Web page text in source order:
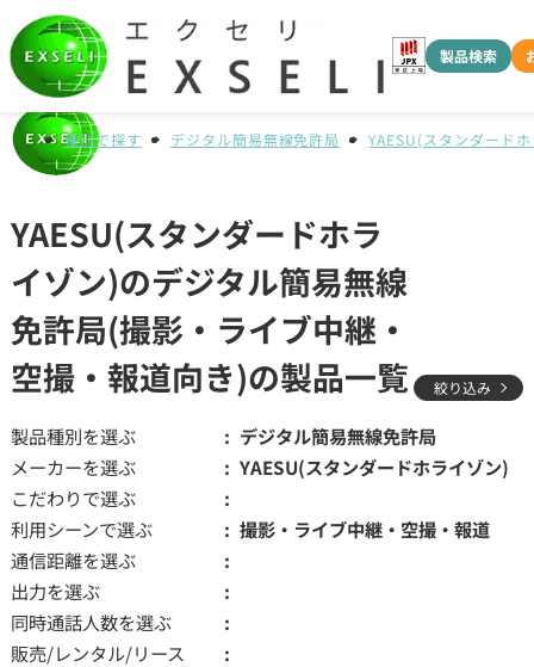
製品検索
種別で探す デジタル簡易無線免許局 YAESU(スタンダード
YAESU(スタンダードホラ
イゾン)のデジタル簡易無線
免許局(撮影・ライブ中継・
空撮・報道向き)の製品一覧
絞り込み
製品種別を選ぶ
デジタル簡易無線免許局
メーカーを選ぶ
YAESU(スタンダードホライゾン)
こだわりで選ぶ
利用シーンで選ぶ
撮影・ライブ中継・空撮・報道
通信距離を選ぶ
出力を選ぶ
同時通話人数を選ぶ
販売/レンタル/リース